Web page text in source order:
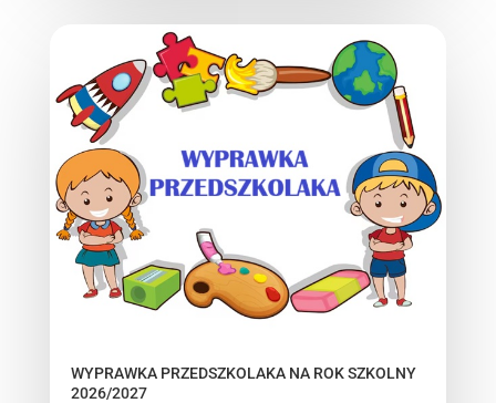
WYPRAWKA PRZEDSZKOLAKA NA ROK SZKOLNY
2026/2027